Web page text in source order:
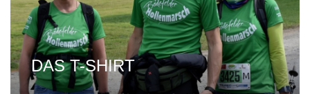
DAS T-SHIRT